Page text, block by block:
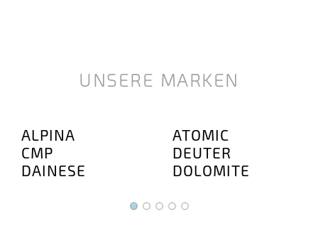
UNSERE MARKEN
ALPINA
ATOMIC
CMP
DEUTER
DAINESE
DOLOMITE